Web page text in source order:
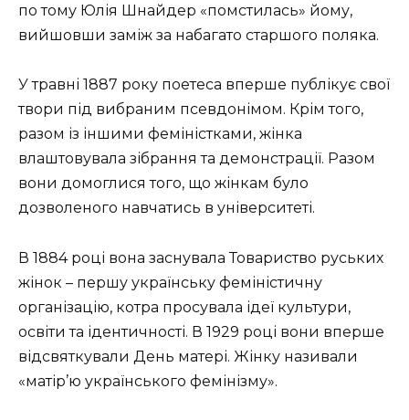
по тому Юлія Шнайдер «помстилась» йому,
вийшовши заміж за набагато старшого поляка.
У травні 1887 року поетеса вперше публікує свої
твори під вибраним псевдонімом. Крім того,
разом із іншими феміністками, жінка
влаштовувала зібрання та демонстрації. Разом
вони домоглися того, що жінкам було
дозволеного навчатись в університеті.
В 1884 році вона заснувала Товариство руських
жінок – першу українську феміністичну
організацію, котра просувала ідеї культури,
освіти та ідентичності. В 1929 році вони вперше
відсвяткували День матері. Жінку називали
«матір’ю українського фемінізму».